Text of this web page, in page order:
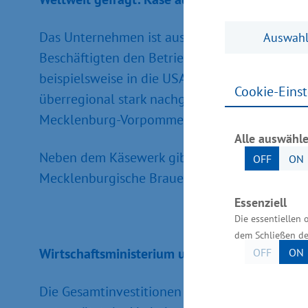
Cookie-
Alle
OFF ON
Essenziell
Die essentiellen
dem Schließen
OFF ON
Das Unternehmen ist aus dem ehemaligen
Beschäftigten den Betrieb. Heute beliefert
beispielsweise in die USA, nach Namibia
überregional stark nachgefragt wird. Das
Mecklenburg-Vorpommern prägen“, sagte
Neben dem Käsewerk gibt es weitere
Mecklenburgische Brauerei Lübz GmbH, die
Wirtschaftsministerium unterstützt vor Ort
Die Gesamtinvestitionen des Unternehmens